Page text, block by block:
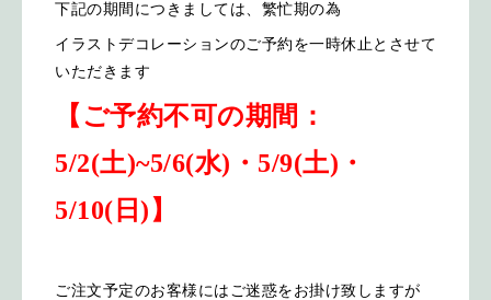
下記の期間につきましては、繁忙期の為
イラストデコレーションのご予約を一時休止とさせて
いただきます
【ご予約不可の期間：
5/2(土)~5/6(水)・5/9(土)・
5/10(日)】
ご注文予定のお客様にはご迷惑をお掛け致しますが